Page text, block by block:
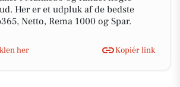
Her er et udpluk af de bedste
Netto, Rema 1000 og Spar.
her Kopiér link